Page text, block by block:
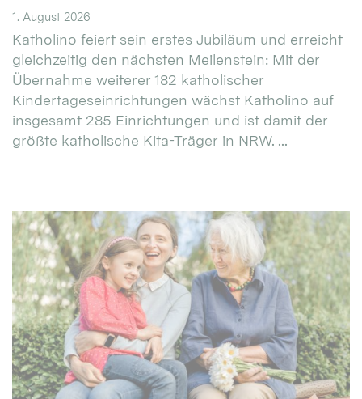
1. August 2026
Katholino feiert sein erstes Jubiläum und erreicht
gleichzeitig den nächsten Meilenstein: Mit der
Übernahme weiterer 182 katholischer
Kindertageseinrichtungen wächst Katholino auf
insgesamt 285 Einrichtungen und ist damit der
größte katholische Kita-Träger in NRW. ...